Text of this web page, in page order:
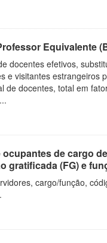
Equivalente
docentes efetivos,
e visitantes estrangeiros
de docentes, total em
ocupantes de cargo
gratificada (FG) e
cargo/função,